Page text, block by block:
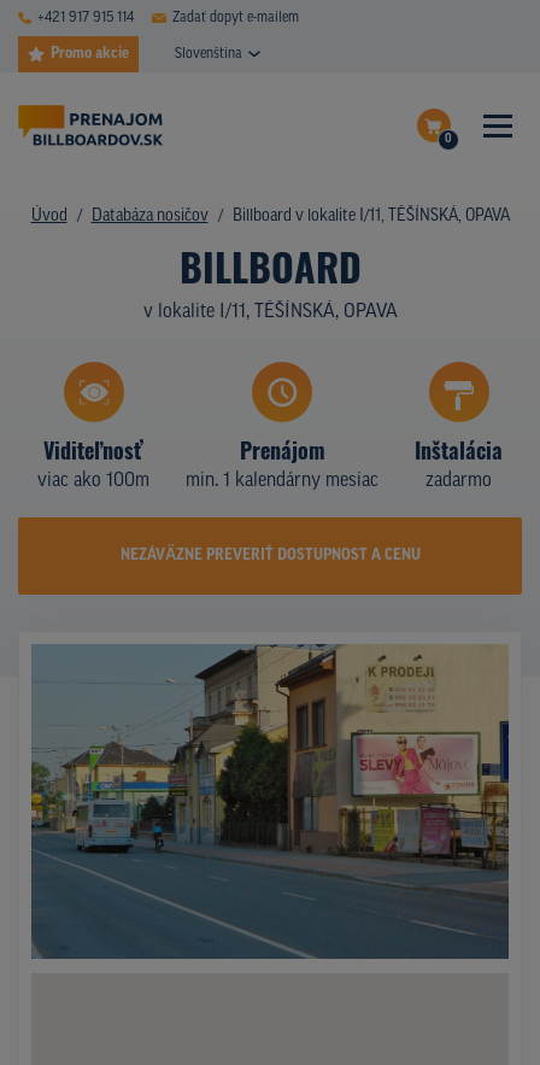
+421 917 915 114 Zadať dopyt e-mailem
Promo akcie Slovenština
0
Dokončiť dopyt
Zobraziť nosiče na mape
DATABÁZA NOSIČOV
PLOCHY V AKCII
TYPY NOSIČOV
Z PRAXE
Úvod Databáza nosičov Billboard v lokalite I/11, TĚŠÍNSKÁ, OPAVA
BILLBOARD
v lokalite I/11, TĚŠÍNSKÁ, OPAVA
Viditeľnosť
viac ako 100m
Prenájom
min. 1 kalendárny mesiac
Inštalácia
zadarmo
NEZÁVÄZNE PREVERIŤ DOSTUPNOST A CENU